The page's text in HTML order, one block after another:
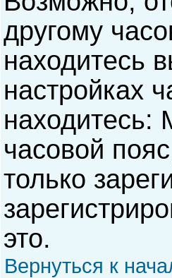
другому
находитесь
настройках
находитесь:
часовой
только
это.
Вернуться к